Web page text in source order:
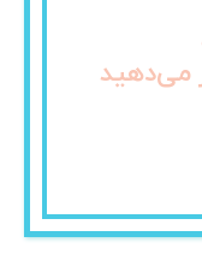
می‌دهید